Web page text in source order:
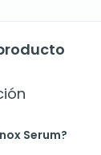
Serum?